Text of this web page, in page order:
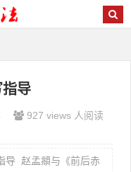
导
927 views 人阅读
导 赵孟頫与《前后赤